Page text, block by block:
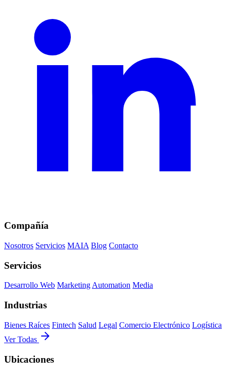
Compañía
Nosotros Servicios MAIA Blog Contacto
Servicios
Desarrollo Web Marketing Automation Media
Industrias
Bienes Raíces Fintech Salud Legal Comercio Electrónico Logística
Ver Todas
Ubicaciones